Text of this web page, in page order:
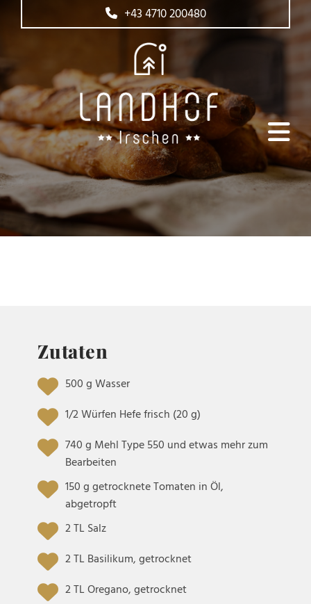
+43 4710 200480
Zutaten
500 g Wasser
1/2 Würfen Hefe frisch (20 g)
740 g Mehl Type 550 und etwas mehr zum
Bearbeiten
150 g getrocknete Tomaten in Öl,
abgetropft
2 TL Salz
2 TL Basilikum, getrocknet
2 TL Oregano, getrocknet